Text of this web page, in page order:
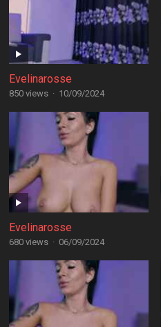
Evelinarosse
850 views · 10/09/2024
Evelinarosse
680 views · 06/09/2024